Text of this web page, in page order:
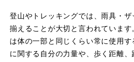
登山やトレッキングでは、雨具・ザ
揃えることが大切と言われています
は体の一部と同じくらい常に使用
に関する自分の力量や、歩く距離